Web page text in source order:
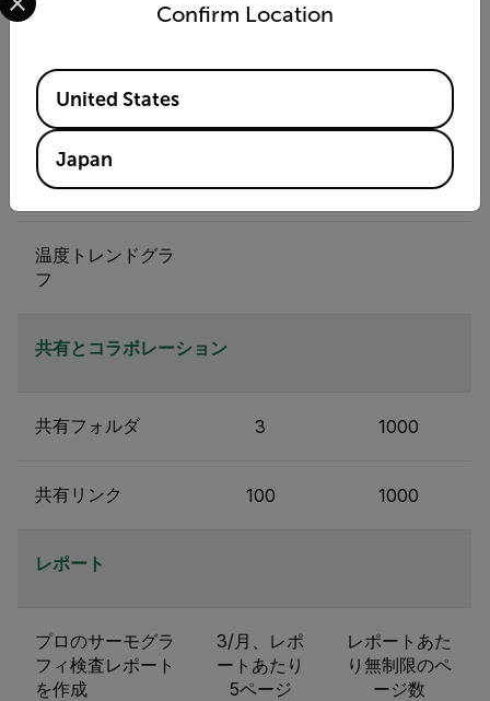
画像の編集
比較ビュー
温度トレンドグラ
フ
共有とコラボレーション
共有フォルダ 3 1000
共有リンク 100 1000
レポート
プロのサーモグラ
フィ検査レポート
を作成
3/月、レポ
ートあたり
5ページ
レポートあた
り無制限のペ
ージ数
Confirm Location
Available Locations
United States
Japan